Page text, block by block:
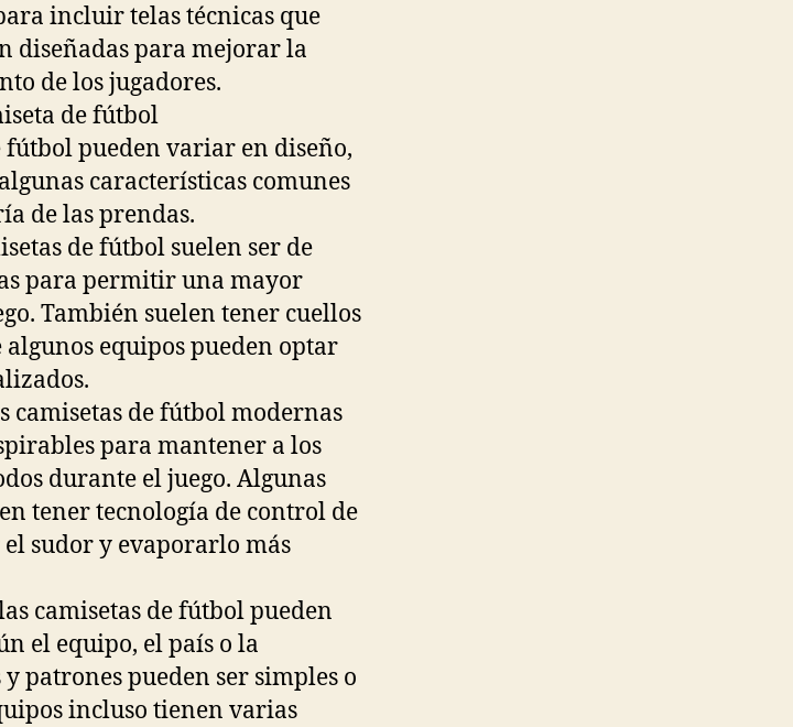
incluir telas técnicas que
diseñadas para mejorar la
de los jugadores.
de fútbol
fútbol pueden variar en diseño,
características comunes
de las prendas.
de fútbol suelen ser de
para permitir una mayor
También suelen tener cuellos
algunos equipos pueden optar
camisetas de fútbol modernas
para mantener a los
durante el juego. Algunas
tener tecnología de control de
sudor y evaporarlo más
camisetas de fútbol pueden
el equipo, el país o la
patrones pueden ser simples o
incluso tienen varias